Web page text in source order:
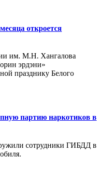
откроется
им. М.Н. Хангалова
эрдэни»
празднику Белого
партию наркотиков в
сотрудники ГИБДД в